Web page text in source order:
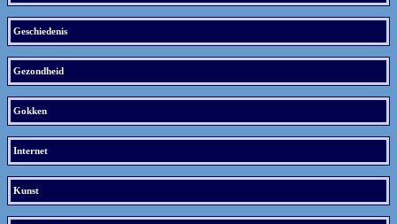
Geschiedenis
Gezondheid
Gokken
Internet
Kunst